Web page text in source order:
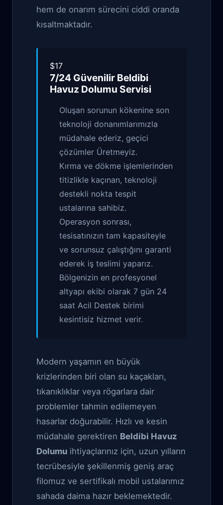
hem de onarım sürecini ciddi oranda
kısaltmaktadır.
$17
7/24 Güvenilir Beldibi
Havuz Dolumu Servisi
Oluşan sorunun kökenine son
teknoloji donanımlarımızla
müdahale ederiz, geçici
çözümler Üretmeyiz.
Kırma ve dökme işlemlerinden
titizlikle kaçınan, teknoloji
destekli nokta tespit
ustalarına sahibiz.
Operasyon sonrası,
tesisatınızın tam kapasiteyle
ve sorunsuz çalıştığını garanti
ederek iş teslimi yaparız.
Bölgenizin en profesyonel
altyapı ekibi olarak 7 gün 24
saat Acil Destek birimi
kesintisiz hizmet verir.
Modern yaşamın en büyük
krizlerinden biri olan su kaçakları,
tıkanıklıklar veya rögarlara dair
problemler tahmin edilemeyen
hasarlar doğurabilir. Hızlı ve kesin
müdahale gerektiren Beldibi Havuz
Dolumu ihtiyaçlarınız için, uzun yılların
tecrübesiyle şekillenmiş geniş araç
filomuz ve sertifikalı mobil ustalarımız
sahada daima hazır beklemektedir.